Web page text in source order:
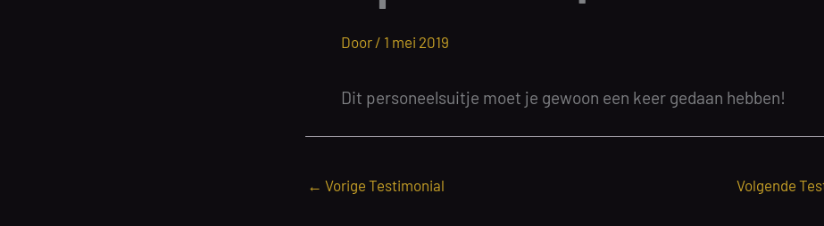
Door / 1 mei 2019
Dit personeelsuitje moet je gewoon een keer gedaan hebben!
← Vorige Testimonial Volgende